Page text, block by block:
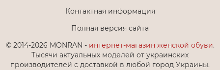
Контактная информация
Полная версия сайта
© 2014-2026 MONRAN - интернет-магазин женской обуви.
Тысячи актуальных моделей от украинских
производителей с доставкой в любой город Украины.